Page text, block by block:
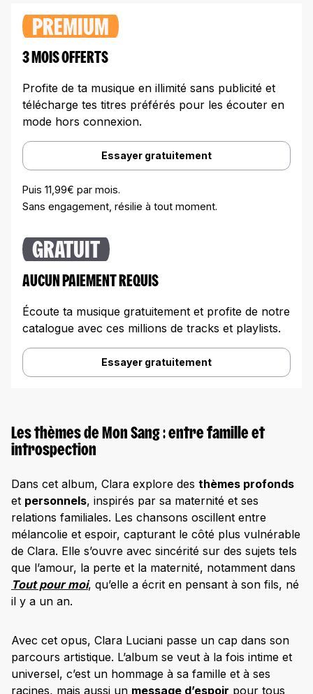
PREMIUM
3 MOIS OFFERTS
Profite de ta musique en illimité sans publicité et
télécharge tes titres préférés pour les écouter en
mode hors connexion.
Essayer gratuitement
Puis 11,99€ par mois.
Sans engagement, résilie à tout moment.
GRATUIT
AUCUN PAIEMENT REQUIS
Écoute ta musique gratuitement et profite de notre
catalogue avec ces millions de tracks et playlists.
Essayer gratuitement
Les thèmes de Mon Sang : entre famille et
introspection
Dans cet album, Clara explore des thèmes profonds
et personnels, inspirés par sa maternité et ses
relations familiales. Les chansons oscillent entre
mélancolie et espoir, capturant le côté plus vulnérable
de Clara. Elle s’ouvre avec sincérité sur des sujets tels
que l’amour, la perte et la maternité, notamment dans
Tout pour moi, qu’elle a écrit en pensant à son fils, né
il y a un an.
Avec cet opus, Clara Luciani passe un cap dans son
parcours artistique. L’album se veut à la fois intime et
universel, c’est un hommage à sa famille et à ses
racines, mais aussi un message d’espoir pour tous